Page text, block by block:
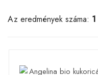
Az eredmények száma: 1